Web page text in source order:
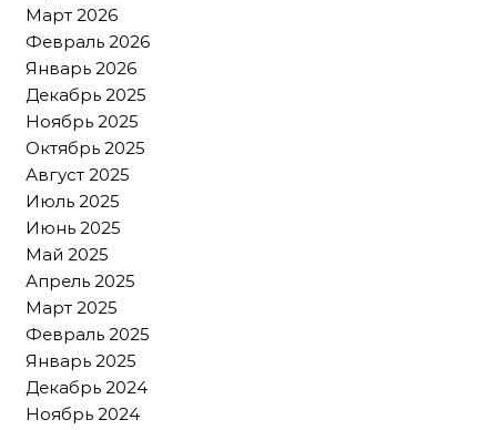
Март 2026
Февраль 2026
Январь 2026
Декабрь 2025
Ноябрь 2025
Октябрь 2025
Август 2025
Июль 2025
Июнь 2025
Май 2025
Апрель 2025
Март 2025
Февраль 2025
Январь 2025
Декабрь 2024
Ноябрь 2024